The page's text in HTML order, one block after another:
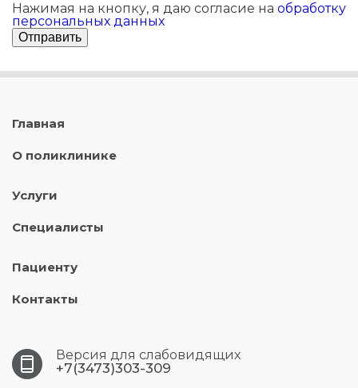
Нажимая на кнопку, я даю согласие на обработку
персональных данных
Главная
О поликлинике
Услуги
Специалисты
Пациенту
Контакты
Версия для слабовидящих
+7(3473)303-309